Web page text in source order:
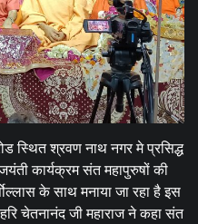
स्थित श्रवण नाथ नगर मे प्रसिद्ध
कार्यक्रम संत महापुरुषों की
के साथ मनाया जा रहा है इस
चेतनानंद जी महाराज ने कहा संत